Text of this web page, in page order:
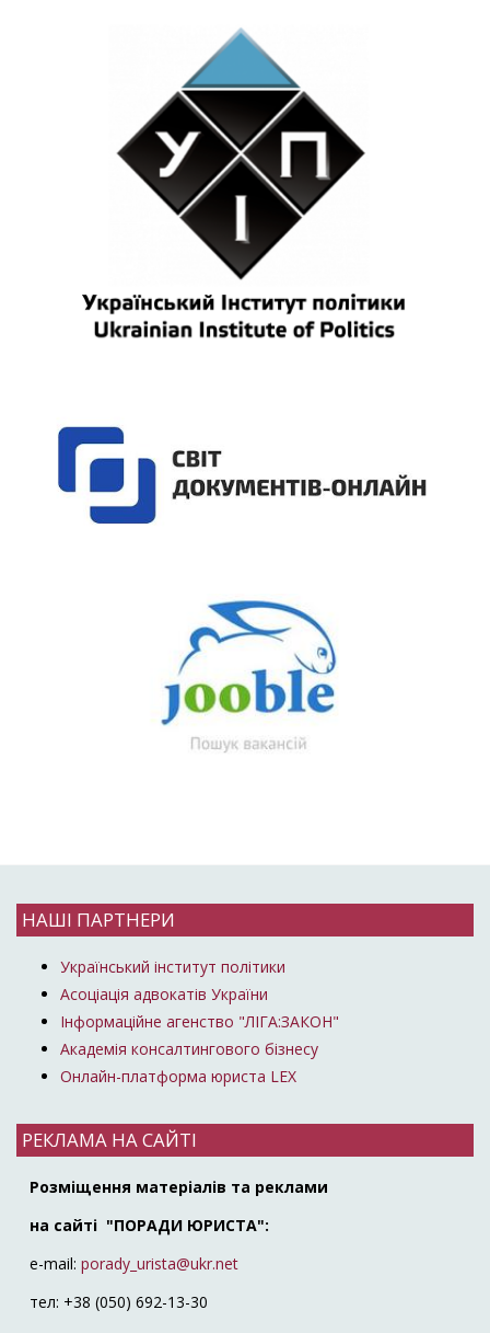
НАШІ ПАРТНЕРИ
Український інститут політики
Асоціація адвокатів України
Інформаційне агенство "ЛІГА:ЗАКОН"
Академія консалтингового бізнесу
Онлайн-платформа юриста LEX
РЕКЛАМА НА САЙТІ
Розміщення матеріалів та реклами
на сайті "ПОРАДИ ЮРИСТА":
e-mail: porady_urista@ukr.net
тел: +38 (050) 692-13-30